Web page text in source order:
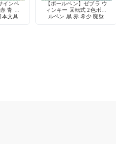
インペ
青 水
本文具
【ボールペン】ゼブラ ウ
ィンキー 回転式 2色ボー
ルペン 黒 赤 希少 廃盤